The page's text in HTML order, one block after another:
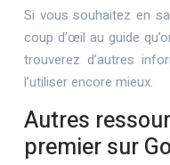
Si vous souhaitez en
coup d’œil au guide
trouverez d’autres
l’utiliser encore mieux.
Autres
premier sur